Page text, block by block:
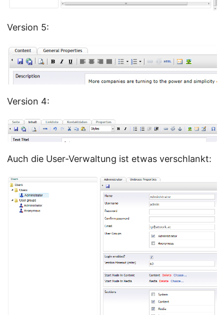
Version 5:
Version 4:
Auch die User-Verwaltung ist etwas verschlankt: